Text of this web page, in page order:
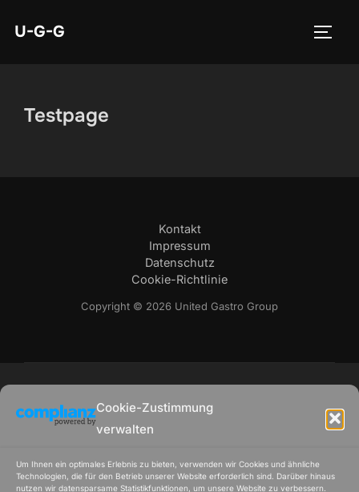
Cookie-Zustimmung
verwalten
Um Ihnen ein optimales Erlebnis zu bieten, verwenden wir Cookies und ähnliche
Technologien, die für den Betrieb unserer Website erforderlich sind. Darüber hinaus
nutzen wir datensparsame Statistikfunktionen, um unsere Website zu verbessern.
U-G-G
Testpage
Kontakt
Impressum
Datenschutz
Cookie-Richtlinie
Copyright © 2026 United Gastro Group